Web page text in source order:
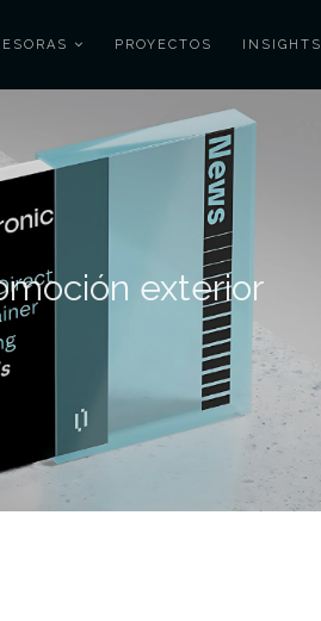
PROYECTOS INSIGHTS
exterior